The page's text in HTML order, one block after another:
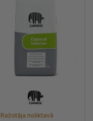
Ražotāja noliktavā